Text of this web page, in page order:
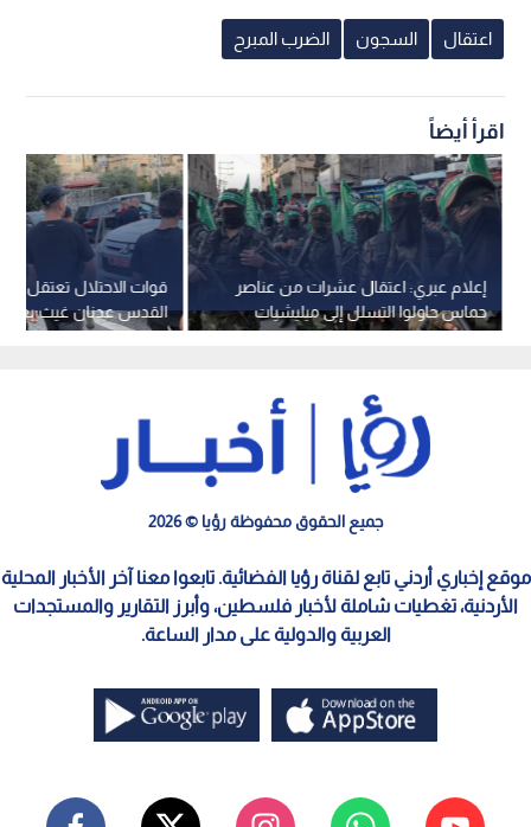
اعتقال السجون الضرب المبرح
اقرأ أيضاً
قوات الاحتلال تعتقل
القدس عدنان غيث بعد
في سلوان
إعلام عبري: اعتقال عشرات من عناصر
حماس حاولوا التسلل إلى ميليشيات
في غزة بهدف اغتيال قادتها
جميع الحقوق محفوظة رؤيا © 2026
موقع إخباري أردني تابع لقناة رؤيا الفضائية. تابعوا معنا آخر الأخبار المحلية
الأردنية، تغطيات شاملة لأخبار فلسطين، وأبرز التقارير والمستجدات
العربية والدولية على مدار الساعة.